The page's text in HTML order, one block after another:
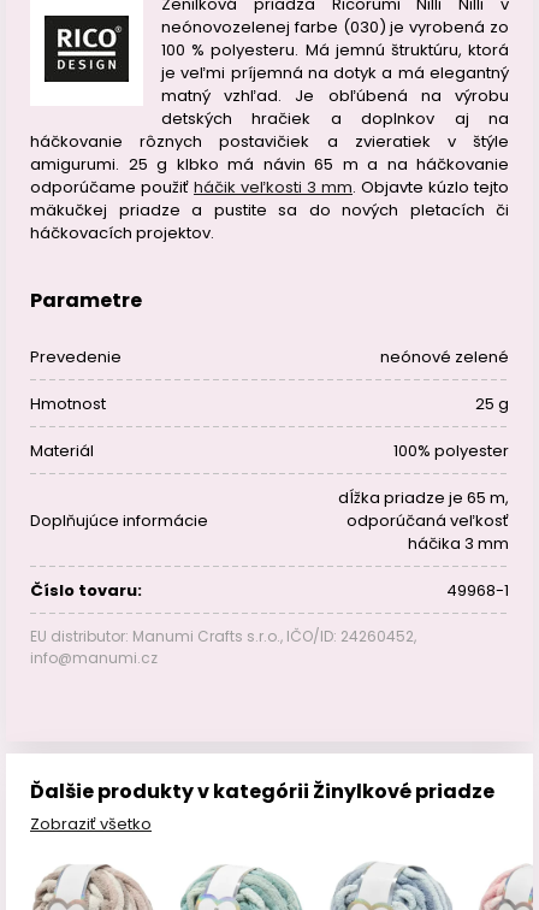
neónovozelenej farbe (030) je vyrobená zo
100 % polyesteru. Má jemnú štruktúru, ktorá
je veľmi príjemná na dotyk a má elegantný
matný vzhľad. Je obľúbená na výrobu
detských hračiek a doplnkov aj na
háčkovanie rôznych postavičiek a zvieratiek v štýle
amigurumi. 25 g klbko má návin 65 m a na háčkovanie
odporúčame použiť háčik veľkosti 3 mm. Objavte kúzlo tejto
mäkučkej priadze a pustite sa do nových pletacích či
háčkovacích projektov.
Parametre
Prevedenie neónové zelené
Hmotnost 25 g
Materiál 100% polyester
Doplňujúce informácie
dĺžka priadze je 65 m,
odporúčaná veľkosť
háčika 3 mm
Číslo tovaru: 49968-1
EU distributor: Manumi Crafts s.r.o., IČO/ID: 24260452,
info@manumi.cz
Ďalšie produkty v kategórii Žinylkové priadze
Zobraziť všetko